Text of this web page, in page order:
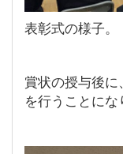
表彰式の様子。
賞状の授与後
を行うことにな